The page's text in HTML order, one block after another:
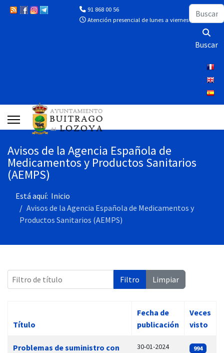
91 868 00 56
Atención presencial de lunes a viernes de 10:00 a
Buscar
Buscar
Avisos de la Agencia Española de
Medicamentos y Productos Sanitarios
(AEMPS)
Está aquí: Inicio
Avisos de la Agencia Española de Medicamentos y
Productos Sanitarios (AEMPS)
Filtro de título Filtro Limpiar
Título
Fecha de
publicación
Veces
visto
Problemas de suministro con
30-01-2024 994